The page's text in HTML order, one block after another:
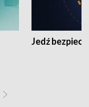
Jedź